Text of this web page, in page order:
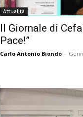
Attualità
Il Giornale di
Pace!”
Carlo Antonio Biondo -